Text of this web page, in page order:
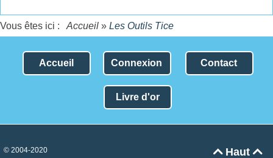
Vous êtes ici : Accueil » Les Outils Tice
Accueil Connexion Contact
Livre d'or
Haut 
© 2004-2020